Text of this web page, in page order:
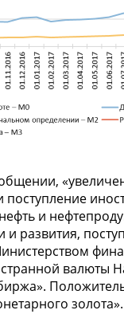
поступление
и
и развития,
валюты
золота».